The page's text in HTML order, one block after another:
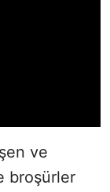
ve
broşürler